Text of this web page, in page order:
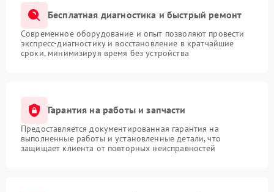
Бесплатная диагностика и быстрый ремонт
Современное оборудование и опыт позволяют провести
экспресс-диагностику и восстановление в кратчайшие
сроки, минимизируя время без устройства
Гарантия на работы и запчасти
Предоставляется документированная гарантия на
выполненные работы и установленные детали, что
защищает клиента от повторных неисправностей